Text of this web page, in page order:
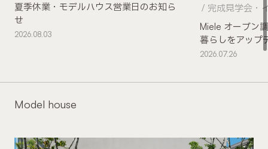
夏季休業・モデルハウス営業日のお知ら
せ
2026.08.03
Miele オーブン
暮らしをアップ
完成見学会・
2026.07.26
Model house